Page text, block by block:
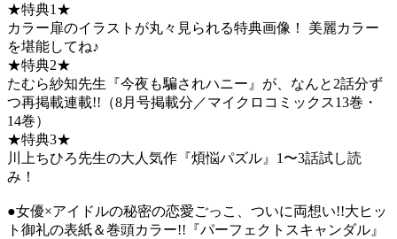
★特典1★
カラー扉のイラストが丸々見られる特典画像！ 美麗カラー
を堪能してね♪
★特典2★
たむら紗知先生『今夜も騙されハニー』が、なんと2話分ず
つ再掲載連載!!（8月号掲載分／マイクロコミックス13巻・
14巻）
★特典3★
川上ちひろ先生の大人気作『煩悩パズル』1〜3話試し読
み！
●女優×アイドルの秘密の恋愛ごっこ、ついに両想い!!大ヒッ
ト御礼の表紙＆巻頭カラー!!『パーフェクトスキャンダル』